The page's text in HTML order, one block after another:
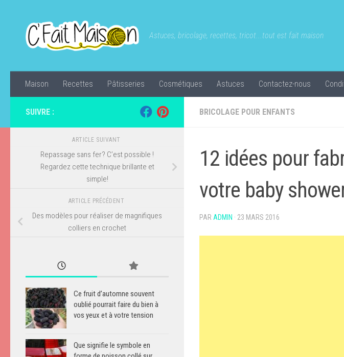
Astuces, bricolage, recettes, tricot...tout est fait maison
Maison Recettes Pâtisseries Cosmétiques Astuces Contactez-nous
BRICOLAGE POUR ENFANTS
12 idées pour
votre baby
PAR ADMIN · 23 MARS 2016
SUIVRE :
ARTICLE SUIVANT
Repassage sans fer? C’est possible !
Regardez cette technique brillante et
simple!
ARTICLE PRÉCÉDENT
Des modèles pour réaliser de magnifiques
colliers en crochet
Ce fruit d’automne souvent
oublié pourrait faire du bien à
vos yeux et à votre tension
Que signifie le symbole en